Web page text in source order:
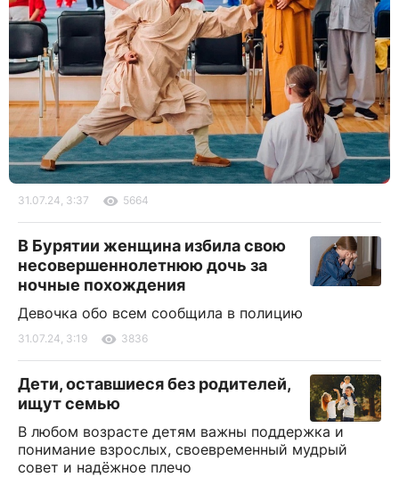
31.07.24, 3:37 5664
В Бурятии женщина избила свою
несовершеннолетнюю дочь за
ночные похождения
Девочка обо всем сообщила в полицию
31.07.24, 3:19 3836
Дети, оставшиеся без родителей,
ищут семью
В любом возрасте детям важны поддержка и
понимание взрослых, своевременный мудрый
совет и надёжное плечо